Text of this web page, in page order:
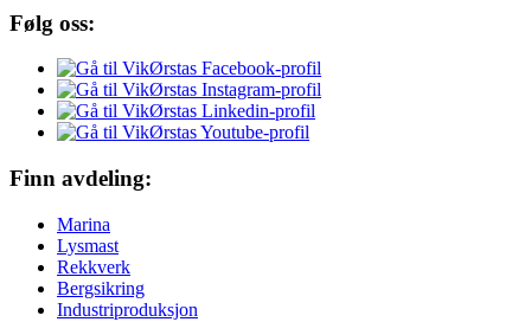
Følg oss:
Finn avdeling:
Marina
Lysmast
Rekkverk
Bergsikring
Industriproduksjon